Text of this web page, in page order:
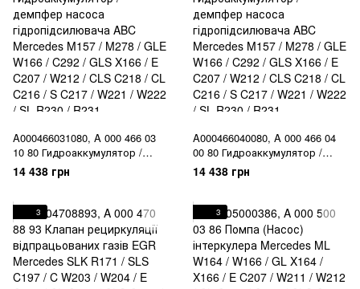
A000466031080, A 000 466 03
10 80 Гидроаккумулятор /
демпфер насоса
гідропідсилювача ABC
W166 / C292 / GLS X166 / E
C207 / W212 / CLS C218 / CL
C216 / S C217 / W221 / W222 /
SL R230 / R231
14 438 грн
A000466040080, A 000 466 04
00 80 Гидроаккумулятор /
демпфер насоса
гідропідсилювача ABC
W166 / C292 / GLS X166 / E
C207 / W212 / CLS C218 / CL
C216 / S C217 / W221 / W222 /
SL R230 / R231
14 438 грн
3 3